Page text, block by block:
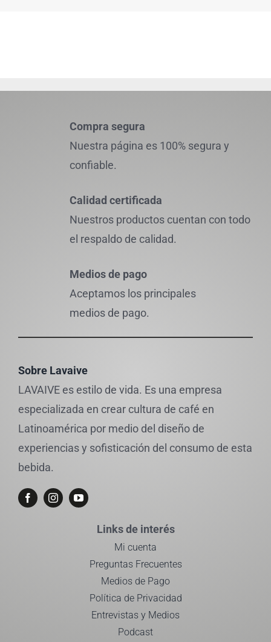
Compra segura
Nuestra página es 100% segura y
confiable.
Calidad certificada
Nuestros productos cuentan con todo
el respaldo de calidad.
Medios de pago
Aceptamos los principales
medios de pago.
Sobre Lavaive
LAVAIVE es estilo de vida. Es una empresa
especializada en crear cultura de café en
Latinoamérica por medio del diseño de
experiencias y sofisticación del consumo de esta
bebida.
Links de interés
Mi cuenta
Preguntas Frecuentes
Medios de Pago
Política de Privacidad
Entrevistas y Medios
Podcast